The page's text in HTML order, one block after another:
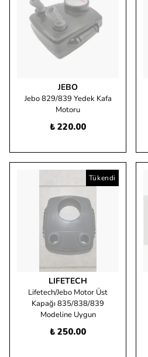
JEBO
Jebo 829/839 Yedek Kafa
Motoru
₺ 220.00
Tükendi
LIFETECH
Lifetech/Jebo Motor Üst
Kapağı 835/838/839
Modeline Uygun
₺ 250.00